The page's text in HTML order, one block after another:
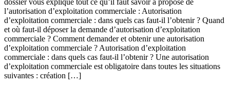
dossier vous explique tout ce qu’il faut savoir à propose de
l’autorisation d’exploitation commerciale : Autorisation
d’exploitation commerciale : dans quels cas faut-il l’obtenir ? Quand
et où faut-il déposer la demande d’autorisation d’exploitation
commerciale ? Comment demander et obtenir une autorisation
d’exploitation commerciale ? Autorisation d’exploitation
commerciale : dans quels cas faut-il l’obtenir ? Une autorisation
d’exploitation commerciale est obligatoire dans toutes les situations
suivantes : création […]